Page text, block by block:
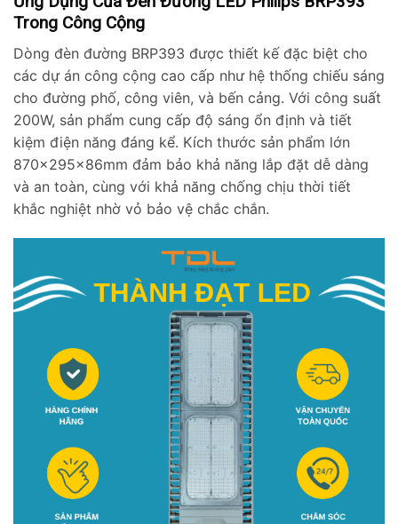
Trong Công Cộng
Dòng đèn đường BRP393 được thiết kế đặc biệt cho
các dự án công cộng cao cấp như hệ thống chiếu sáng
cho đường phố, công viên, và bến cảng. Với công suất
200W, sản phẩm cung cấp độ sáng ổn định và tiết
kiệm điện năng đáng kể. Kích thước sản phẩm lớn
870x295x86mm đảm bảo khả năng lắp đặt dễ dàng
và an toàn, cùng với khả năng chống chịu thời tiết
khắc nghiệt nhờ vỏ bảo vệ chắc chắn.